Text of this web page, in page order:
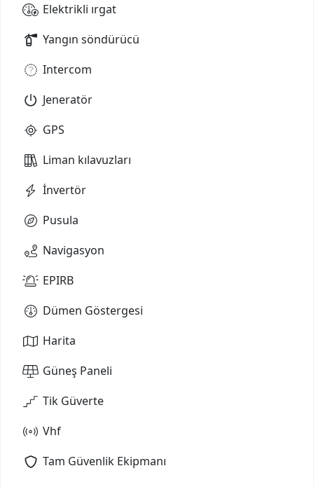
Elektrikli ırgat
Yangın söndürücü
Intercom
Jeneratör
GPS
Liman kılavuzları
İnvertör
Pusula
Navigasyon
EPIRB
Dümen Göstergesi
Harita
Güneş Paneli
Tik Güverte
Vhf
Tam Güvenlik Ekipmanı